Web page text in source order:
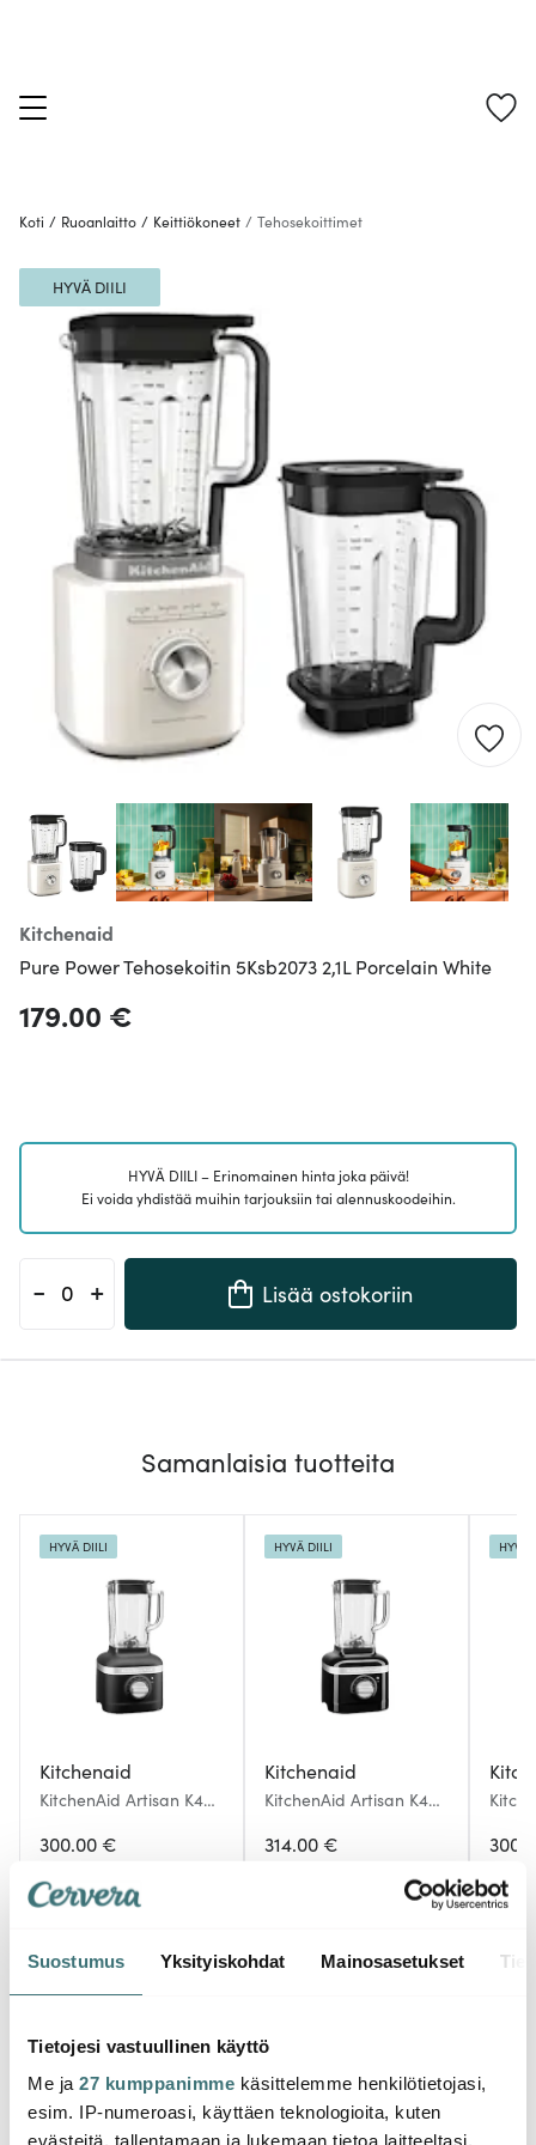
Suostumus Yksityiskohdat Mainosasetukset
Tietojesi vastuullinen käyttö
Me ja 27 kumppanimme käsittelemme henkilötietojasi,
esim. IP-numeroasi, käyttäen teknologioita, kuten
evästeitä, tallentamaan ja lukemaan tietoa laitteeltasi,
Koti / Ruoanlaitto / Keittiökoneet / Tehosekoittimet
Kitchenaid
Pure Power Tehosekoitin 5Ksb2073 2,1L Porcelain White
HYVÄ DIILI
179.00 €
HYVÄ DIILI – Erinomainen hinta joka päivä!
Ei voida yhdistää muihin tarjouksiin tai alennuskoodeihin.
- + Lisää ostokoriin
Samanlaisia tuotteita
Kitchenaid
KitchenAid Artisan K400
300.00 €
HYVÄ DIILI
Kitchenaid
KitchenAid Artisan K400
Musta
314.00 €
HYVÄ DIILI HYVÄ
Saatat pitää myös näistä
HYVÄ DIILI